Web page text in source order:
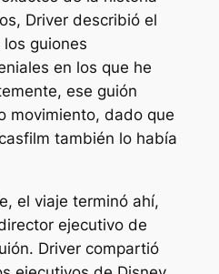
Driver describió el
los guiones
en los que he
ese guión
movimiento, dado que
también lo había
el viaje terminó ahí,
ejecutivo de
Driver compartió